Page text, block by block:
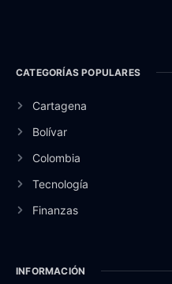
CATEGORÍAS POPULARES
Cartagena
Bolívar
Colombia
Tecnología
Finanzas
INFORMACIÓN